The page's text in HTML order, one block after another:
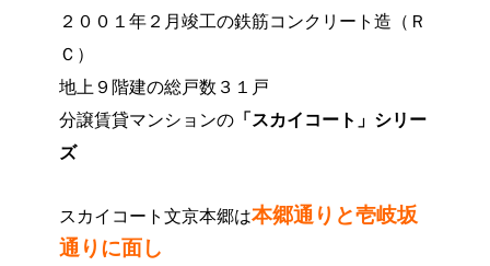
２００１年２月竣工の鉄筋コンクリート造（Ｒ
Ｃ）
地上９階建の総戸数３１戸
分譲賃貸マンションの「スカイコート」シリー
ズ
スカイコート文京本郷は本郷通りと壱岐坂
通りに面し